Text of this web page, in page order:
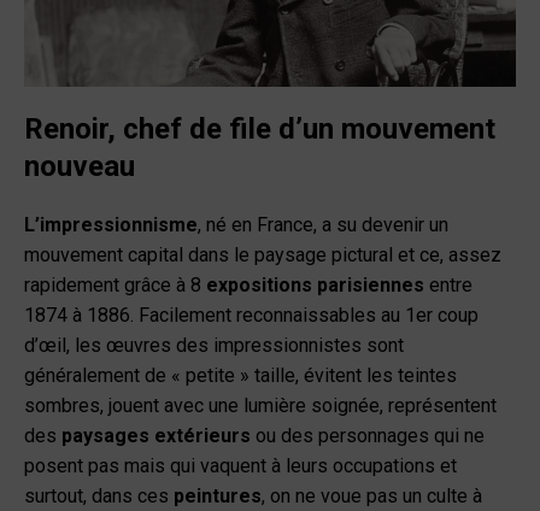
Renoir, chef de file d’un mouvement
nouveau
L’impressionnisme, né en France, a su devenir un
mouvement capital dans le paysage pictural et ce, assez
rapidement grâce à 8 expositions parisiennes entre
1874 à 1886. Facilement reconnaissables au 1er coup
d’œil, les œuvres des impressionnistes sont
généralement de « petite » taille, évitent les teintes
sombres, jouent avec une lumière soignée, représentent
des paysages extérieurs ou des personnages qui ne
posent pas mais qui vaquent à leurs occupations et
surtout, dans ces peintures, on ne voue pas un culte à